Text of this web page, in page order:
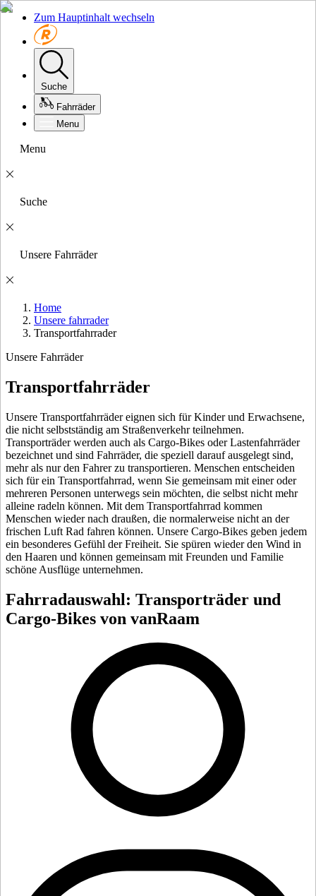
Zum Hauptinhalt wechseln
Suche
Fahrräder
Menu
Menu
Suche
Unsere Fahrräder
Home
Unsere fahrrader
Transportfahrrader
Unsere Fahrräder
Transportfahrräder
Unsere Transportfahrräder eignen sich für Kinder und Erwachsene,
die nicht selbstständig am Straßenverkehr teilnehmen.
Transporträder werden auch als Cargo-Bikes oder Lastenfahrräder
bezeichnet und sind Fahrräder, die speziell darauf ausgelegt sind,
mehr als nur den Fahrer zu transportieren. Menschen entscheiden
sich für ein Transportfahrrad, wenn Sie gemeinsam mit einer oder
mehreren Personen unterwegs sein möchten, die selbst nicht mehr
alleine radeln können. Mit dem Transportfahrrad kommen
Menschen wieder nach draußen, die normalerweise nicht an der
frischen Luft Rad fahren können. Unsere Cargo-Bikes geben jedem
ein besonderes Gefühl der Freiheit. Sie spüren wieder den Wind in
den Haaren und können gemeinsam mit Freunden und Familie
schöne Ausflüge unternehmen.
Fahrradauswahl: Transporträder und
Cargo-Bikes von vanRaam